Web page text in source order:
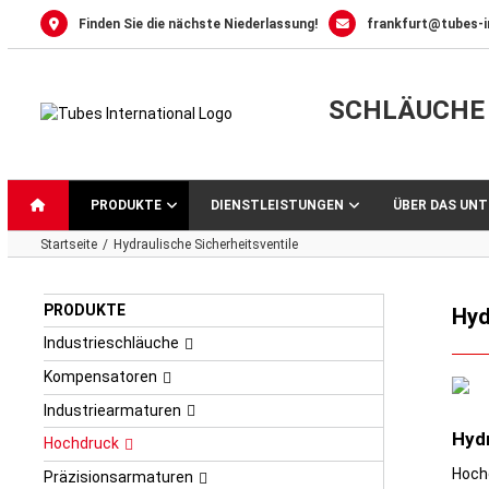
Finden Sie die nächste Niederlassung! frankfurt@tubes-
PRODUKTE DIENSTLEISTUNGEN ÜBER DAS
Startseite Hydraulische Sicherheitsventile
PRODUKTE
Industrieschläuche
Kompensatoren
Industriearmaturen
Hochdruck
Präzisionsarmaturen